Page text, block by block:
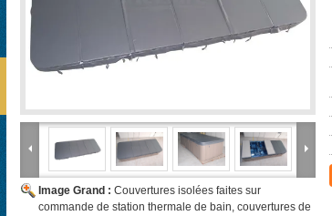
Image Grand : Couvertures isolées faites sur
commande de station thermale de bain, couvertures de